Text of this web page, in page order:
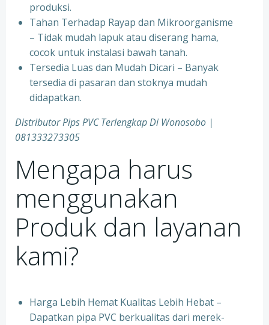
produksi.
Tahan Terhadap Rayap dan Mikroorganisme
– Tidak mudah lapuk atau diserang hama,
cocok untuk instalasi bawah tanah.
Tersedia Luas dan Mudah Dicari – Banyak
tersedia di pasaran dan stoknya mudah
didapatkan.
Distributor Pips PVC Terlengkap Di Wonosobo |
081333273305
Mengapa harus
menggunakan
Produk dan layanan
kami?
Harga Lebih Hemat Kualitas Lebih Hebat –
Dapatkan pipa PVC berkualitas dari merek-